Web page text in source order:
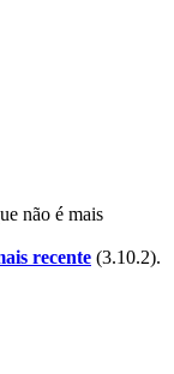
não é mais
recente (3.10.2).